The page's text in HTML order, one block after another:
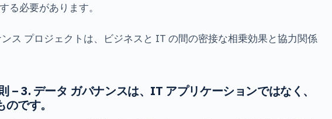
る必要があります。
ス プロジェクトは、ビジネスと IT の間の密接な相乗効果と協力関係
– 3. データ ガバナンスは、IT アプリケーションではなく、
です。